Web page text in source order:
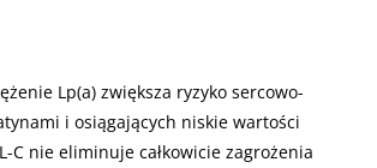
Lp(a) zwiększa ryzyko sercowo-
i osiągających niskie wartości
C nie eliminuje całkowicie zagrożenia